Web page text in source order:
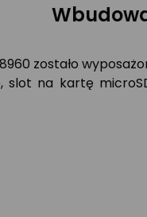
zostało
slot na kartę